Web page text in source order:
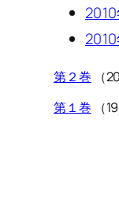
第２巻 （
第１巻 （